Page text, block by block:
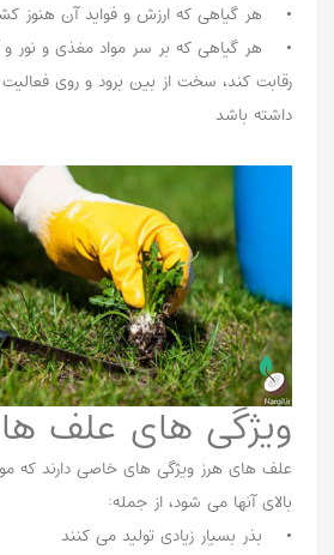
• هر گیاهی که ارزش و فواید آن هنوز
• هر گیاهی که بر سر مواد مغذی و نور و
رقابت کند، سخت از بین برود و روی
داشته باشد
ویژگی های علف
علف های هرز ویژگی های خاصی دارند که
بالای آنها می شود، از جمله:
• بذر بسیار زیادی تولید می کنند